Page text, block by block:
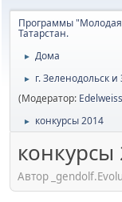
Программы "Молодая
Татарстан.
► Дома
►
г. Зеленодольск
(Модератор:
► конкурсы 2014
конкурсы
Автор